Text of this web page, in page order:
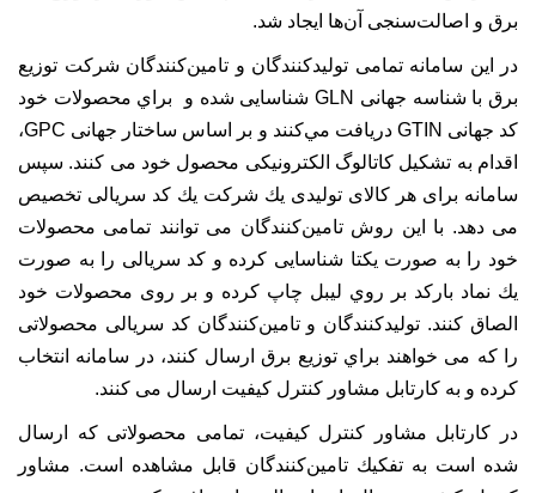
برق و اصالت‌سنجی آن‌ها ايجاد شد.
در اين سامانه تمامی توليد‌كنندگان و تامين‌كنندگان شركت توزيع
برق با شناسه جهانی GLNشناسايی شده و براي محصولات خود
كد جهانی GTIN دريافت مي‌كنند و بر اساس ساختار جهانی GPC،
اقدام به تشكيل كاتالوگ الكترونيكی محصول خود می كنند. سپس
سامانه برای هر كالای توليدی يك شركت يك كد سريالی تخصيص
می دهد. با اين روش تامين‌كنندگان می توانند تمامی محصولات
خود را به صورت يكتا شناسايی كرده و كد سريالی را به صورت
يك نماد باركد بر روي ليبل چاپ كرده و بر روی محصولات خود
الصاق كنند. توليد‌كنندگان و تامين‌كنندگان كد سريالی محصولاتی
را كه می خواهند براي توزيع برق ارسال كنند، در سامانه انتخاب
كرده و به كارتابل مشاور كنترل كيفيت ارسال می كنند.
در كارتابل مشاور كنترل كيفيت، تمامی محصولاتی كه ارسال
شده است به تفكيك تامين‌كنندگان قابل مشاهده است. مشاور